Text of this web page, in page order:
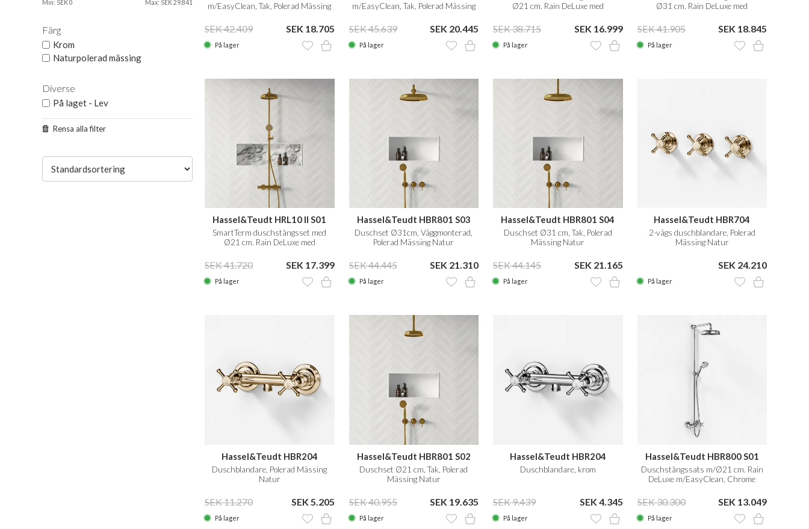
Min: SEK 0 Max: SEK 29.841
Färg
Krom
Naturpolerad mässing
Diverse
På laget - Lev
Rensa alla filter
m/EasyClean, Tak, Polerad Mässing
SEK 42.409 SEK 18.705
På lager
m/EasyClean, Tak, Polerad Mässing
SEK 45.639 SEK 20.445
På lager
Ø21 cm. Rain DeLuxe med
naturfärg
SEK 38.715 SEK 16.999
På lager
Ø31 cm. Rain DeLuxe med
naturfärg
SEK 41.905 SEK 18.845
På lager
Hassel&Teudt HRL10 II S01
SmartTerm duschstångsset med
Ø21 cm. Rain DeLuxe med
SEK 41.720 SEK 17.399
På lager
Hassel&Teudt HBR801 S03
Duschset Ø31cm, Väggmonterad,
Polerad Mässing Natur
SEK 44.445 SEK 21.310
På lager
Hassel&Teudt HBR801 S04
Duschset Ø31 cm, Tak, Polerad
Mässing Natur
SEK 44.145 SEK 21.165
På lager
Hassel&Teudt HBR704
2-vägs duschblandare, Polerad
Mässing Natur
SEK 24.210
På lager
Hassel&Teudt HBR204
Duschblandare, Polerad Mässing
Natur
SEK 11.270 SEK 5.205
På lager
Hassel&Teudt HBR801 S02
Duschset Ø21 cm, Tak, Polerad
Mässing Natur
SEK 40.955 SEK 19.635
På lager
Hassel&Teudt HBR204
Duschblandare, krom
SEK 9.439 SEK 4.345
På lager
Hassel&Teudt HBR800 S01
Duschstångssats m/Ø21 cm. Rain
DeLuxe m/EasyClean, Chrome
SEK 30.300 SEK 13.049
På lager